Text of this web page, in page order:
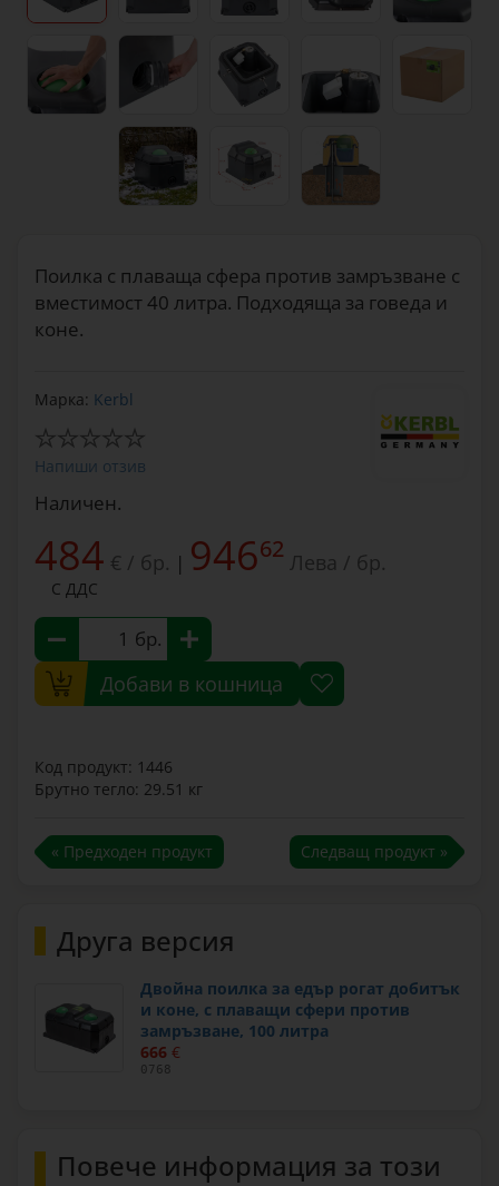
Поилка с плаваща сфера против замръзване с
вместимост 40 литра. Подходяща за говеда и
коне.
Марка: Kerbl
Напиши отзив
Наличен.
484 € / бр. | 94662 Лева / бр.
С ДДС
бр.
Добави в кошница
Код продукт: 1446
Брутно тегло: 29.51 кг
« Предходен продукт Следващ продукт »
Друга версия
Двойна поилка за едър рогат добитък
и коне, с плаващи сфери против
замръзване, 100 литра
666 €
0768
Повече информация за този